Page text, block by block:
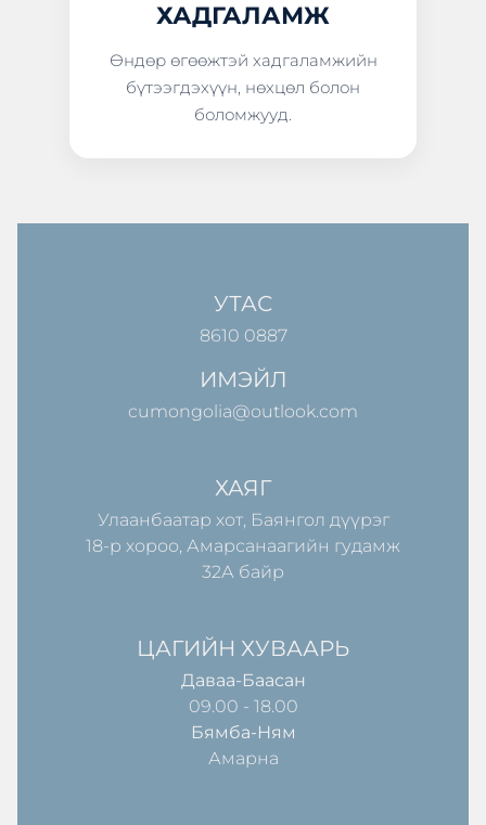
ХАДГАЛАМЖ
Өндөр өгөөжтэй хадгаламжийн
бүтээгдэхүүн, нөхцөл болон
боломжууд.
УТАС
8610 0887
ИМЭЙЛ
cumongolia@outlook.com
ХАЯГ
Улаанбаатар хот, Баянгол дүүрэг
18-р хороо, Амарсанаагийн гудамж
32А байр
ЦАГИЙН ХУВААРЬ
Даваа-Баасан
09.00 - 18.00
Бямба-Ням
Амарна